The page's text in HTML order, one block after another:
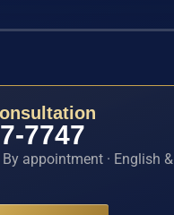
7747
appointment · English &